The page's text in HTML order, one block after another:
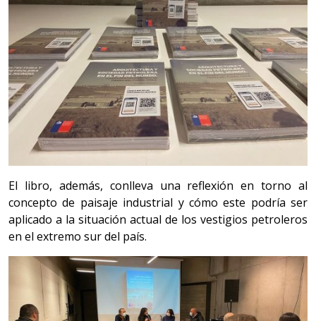
El libro, además, conlleva una reflexión en torno al
concepto de paisaje industrial y cómo este podría ser
aplicado a la situación actual de los vestigios petroleros
en el extremo sur del país.